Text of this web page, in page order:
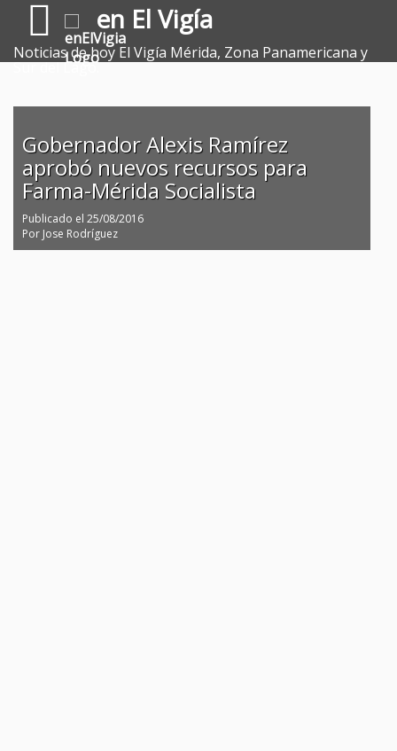
en El Vigía
Noticias de hoy El Vigía Mérida, Zona Panamericana y
Sur del Lago.
Gobernador Alexis Ramírez
aprobó nuevos recursos para
Farma-Mérida Socialista
Publicado el 25/08/2016
Por Jose Rodríguez